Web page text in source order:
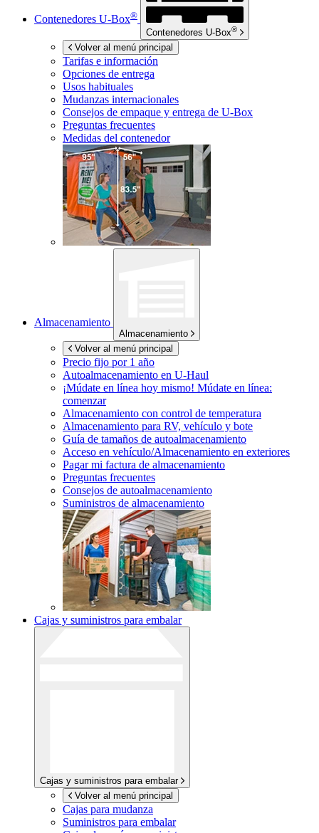
Contenedores U-Box®
Contenedores U-Box®
Volver al menú principal
Tarifas e información
Opciones de entrega
Usos habituales
Mudanzas internacionales
Consejos de empaque y entrega de U-Box
Preguntas frecuentes
Medidas del contenedor
Almacenamiento
Almacenamiento
Volver al menú principal
Precio fijo por 1 año
Autoalmacenamiento en U-Haul
¡Múdate en línea hoy mismo! Múdate en línea:
comenzar
Almacenamiento con control de temperatura
Almacenamiento para RV, vehículo y bote
Guía de tamaños de autoalmacenamiento
Acceso en vehículo/Almacenamiento en exteriores
Pagar mi factura de almacenamiento
Preguntas frecuentes
Consejos de autoalmacenamiento
Suministros de almacenamiento
Cajas y suministros para embalar
Cajas y suministros para embalar
Volver al menú principal
Cajas para mudanza
Suministros para embalar